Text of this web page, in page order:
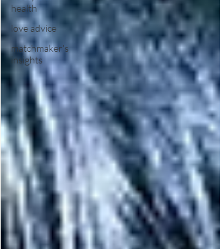
health
love advice
matchmaker's
insights